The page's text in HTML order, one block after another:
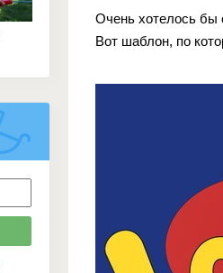
Очень хотелось бы
Вот шаблон, по